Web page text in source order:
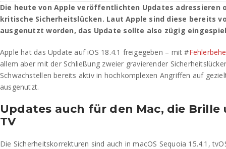
Die heute von Apple veröffentlichten Updates adressieren
kritische Sicherheitslücken. Laut Apple sind diese bereits
ausgenutzt worden, das Update sollte also zügig
Apple hat das Update auf iOS 18.4.1 freigegeben – mit #
allem aber mit der Schließung zweier gravierender
Schwachstellen bereits aktiv in hochkomplexen Angriffen auf
ausgenutzt.
Updates auch für den Mac, die Brille
TV
Die Sicherheitskorrekturen sind auch in macOS Sequoia 15.4.1,